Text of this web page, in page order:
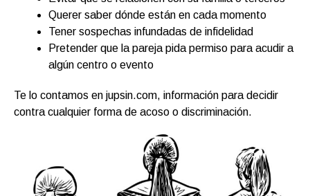
Querer saber dónde están en cada momento
Tener sospechas infundadas de infidelidad
Pretender que la pareja pida permiso para acudir a
algún centro o evento
Te lo contamos en jupsin.com, información para decidir
contra cualquier forma de acoso o discriminación.